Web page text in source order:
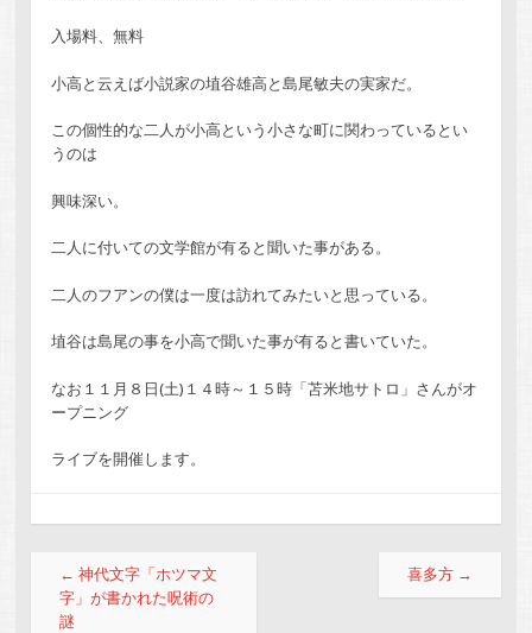
入場料、無料
小高と云えば小説家の埴谷雄高と島尾敏夫の実家だ。
この個性的な二人が小高という小さな町に関わっているとい
うのは
興味深い。
二人に付いての文学館が有ると聞いた事がある。
二人のフアンの僕は一度は訪れてみたいと思っている。
埴谷は島尾の事を小高で聞いた事が有ると書いていた。
なお１１月８日(土)１４時～１５時「苫米地サトロ」さんがオ
ープニング
ライブを開催します。
投稿ナビゲーション
← 神代文字「ホツマ文
字」が書かれた呪術の
謎
喜多方 →